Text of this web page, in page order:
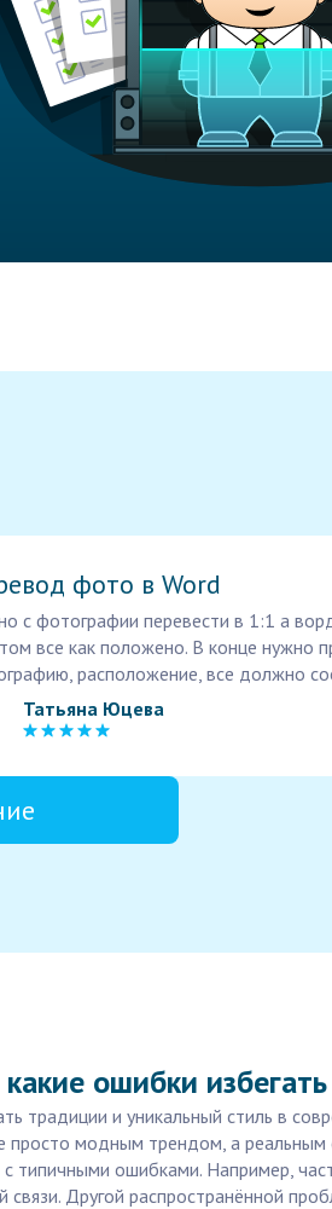
фото в Word
с фотографии перевести в 1:1 а
все как положено. В конце нужно
расположение, все должно
Татьяна Юцева
ошибки избегать
традиции и уникальный стиль в
просто модным трендом, а
с типичными ошибками. Например,
Другой распространённой